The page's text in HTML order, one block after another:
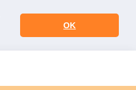
OK